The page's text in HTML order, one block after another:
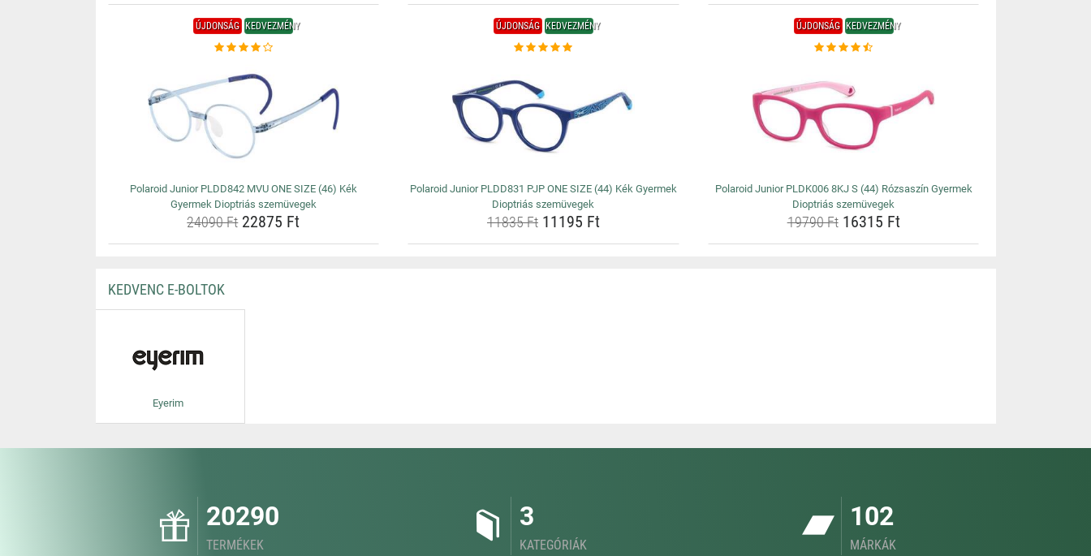
ÚJDONSÁG KEDVEZMÉNY
Polaroid Junior PLDD842 MVU ONE SIZE (46) Kék
Gyermek Dioptriás szemüvegek
24090 Ft22875 Ft
ÚJDONSÁG KEDVEZMÉNY
Polaroid Junior PLDD831 PJP ONE SIZE (44) Kék Gyermek
Dioptriás szemüvegek
11835 Ft11195 Ft
ÚJDONSÁG KEDVEZMÉNY
Polaroid Junior PLDK006 8KJ S (44) Rózsaszín Gyermek
Dioptriás szemüvegek
19790 Ft16315 Ft
KEDVENC E-BOLTOK
Eyerim
20290
TERMÉKEK
3
KATEGÓRIÁK
102
MÁRKÁK